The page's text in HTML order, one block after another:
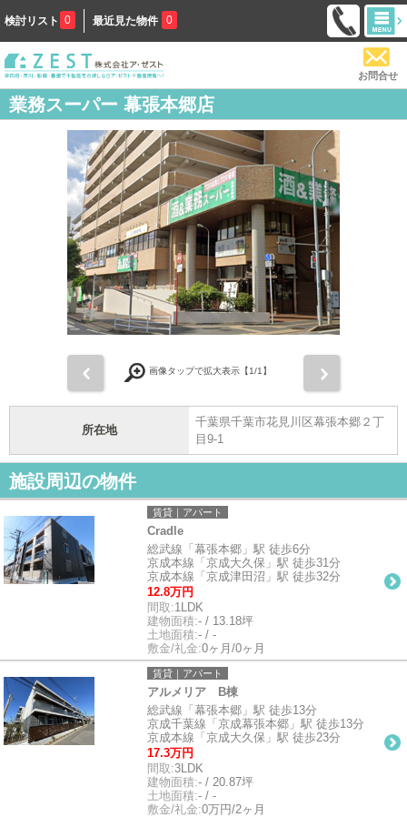
検討リスト 0 最近見た物件 0
お問合せ
業務スーパー 幕張本郷店
画像タップで拡大表示【1/1】
所在地
千葉県千葉市花見川区幕張本郷２丁
目9-1
施設周辺の物件
賃貸｜アパート
Cradle
総武線「幕張本郷」駅 徒歩6分
京成本線「京成大久保」駅 徒歩31分
京成本線「京成津田沼」駅 徒歩32分
12.8万円
間取:1LDK
建物面積:- / 13.18坪
土地面積:- / -
敷金/礼金:0ヶ月/0ヶ月
賃貸｜アパート
アルメリア B棟
総武線「幕張本郷」駅 徒歩13分
京成千葉線「京成幕張本郷」駅 徒歩13分
京成本線「京成大久保」駅 徒歩23分
17.3万円
間取:3LDK
建物面積:- / 20.87坪
土地面積:- / -
敷金/礼金:0万円/2ヶ月